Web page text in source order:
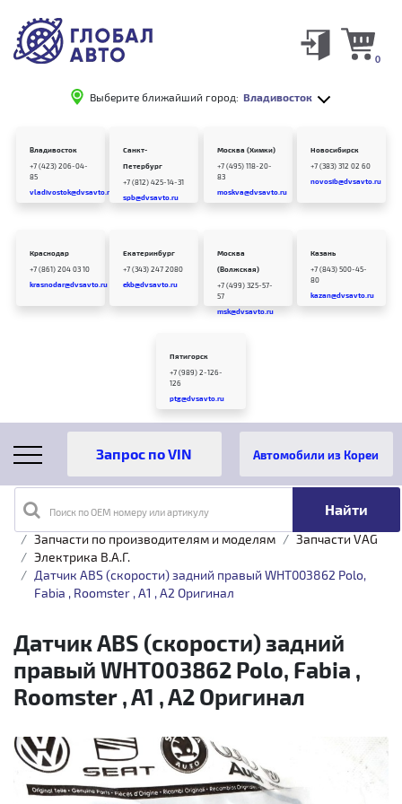
Выберите ближайший город: Владивосток
0
Владивосток
+7 (423) 206-04-
85
vladivostok@dvsavto.ru
Санкт-
Петербург
+7 (812) 425-14-31
spb@dvsavto.ru
Москва (Химки)
+7 (495) 118-20-
83
moskva@dvsavto.ru
Новосибирск
+7 (383) 312 02 60
novosib@dvsavto.ru
Краснодар
+7 (861) 204 03 10
krasnodar@dvsavto.ru
Екатеринбург
+7 (343) 247 2080
ekb@dvsavto.ru
Москва
(Волжская)
+7 (499) 325-57-
57
msk@dvsavto.ru
Казань
+7 (843) 500-45-
80
kazan@dvsavto.ru
Пятигорск
+7 (989) 2-126-
126
ptg@dvsavto.ru
Поиск по OEM номеру или артикулу
Автомобили из Кореи
Главная
Каталог товаров
Запчасти по производителям и моделям
Запчасти VAG
Электрика B.A.Г.
Датчик ABS (скорости) задний правый WHT003862 Polo,
Fabia , Roomster , A1 , A2 Оригинал
Датчик ABS (скорости) задний
правый WHT003862 Polo, Fabia ,
Roomster , A1 , A2 Оригинал